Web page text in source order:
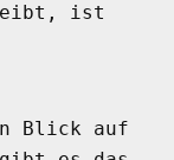
ist
Blick auf